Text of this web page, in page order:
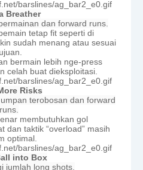
Breather
dan forward runs.
tetap fit seperti di
sudah menang atau sesuai
bermain lebih nge-press
celah buat dieksploitasi.
Risks
terobosan dan forward
runs.
membutuhkan gol
dan taktik “overload” masih
optimal.
into Box
jumlah long shots.